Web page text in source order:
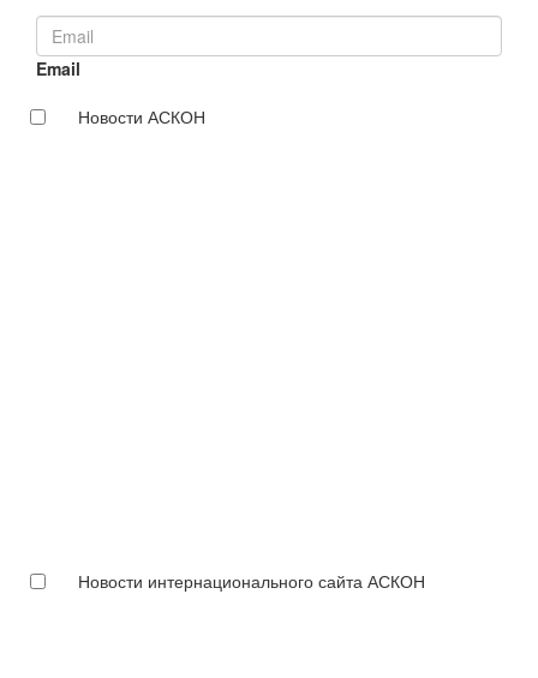
Email
Новости АСКОН
Новости интернационального сайта АСКОН